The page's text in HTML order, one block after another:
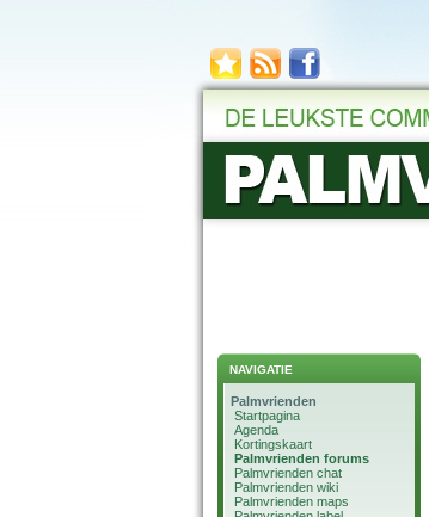
NAVIGATIE
Palmvrienden
Startpagina
Agenda
Kortingskaart
Palmvrienden forums
Palmvrienden chat
Palmvrienden wiki
Palmvrienden maps